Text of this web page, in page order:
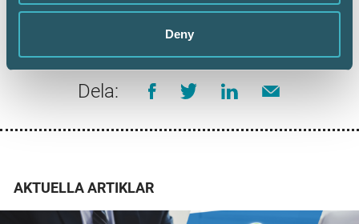
Deny
Journalist
Dela:
AKTUELLA ARTIKLAR